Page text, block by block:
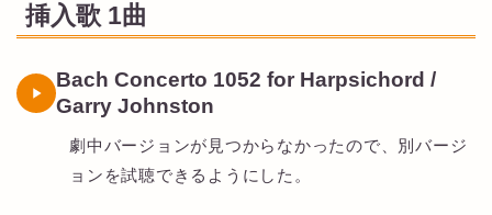
挿入歌 1曲
Bach Concerto 1052 for Harpsichord /
Garry Johnston
劇中バージョンが見つからなかったので、別バージ
ョンを試聴できるようにした。